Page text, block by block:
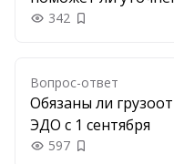
342 Добавить в
Вопрос-ответ
Обязаны ли
ЭДО с 1 сентября
597 Добавить в